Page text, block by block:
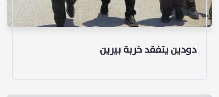
دودين يتفقد خربة بيرين